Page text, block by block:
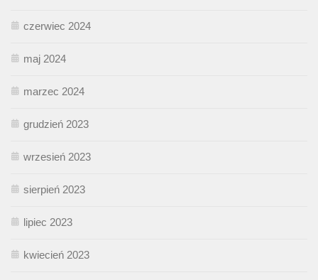
czerwiec 2024
maj 2024
marzec 2024
grudzień 2023
wrzesień 2023
sierpień 2023
lipiec 2023
kwiecień 2023